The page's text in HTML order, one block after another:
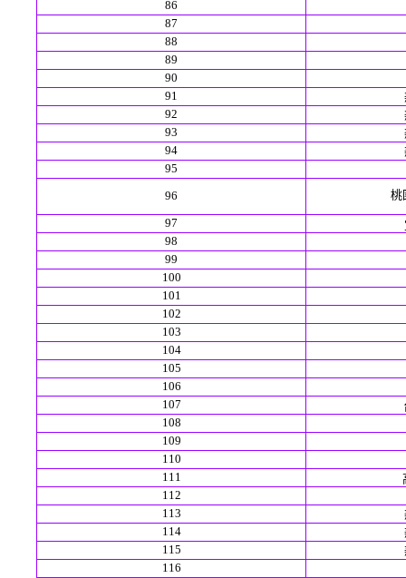
86
87
88
89
90
91
92
93
94
95
96
桃
97
98
99
100
101
102
103
104
105
106
107
108
109
110
111
112
113
114
115
116